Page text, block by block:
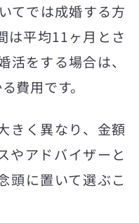
てでは成婚する方
は平均11ヶ月とさ
活をする場合は、
費用です。
きく異なり、金額
やアドバイザーと
頭に置いて選ぶこ